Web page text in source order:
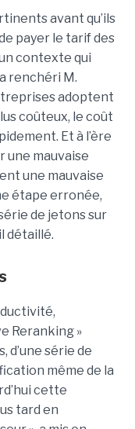
avant qu’ils
payer le tarif des
contexte qui
renchéri M.
adoptent
coûteux, le coût
Et à l’ère
une mauvaise
une mauvaise
étape erronée,
de jetons sur
détaillé.
Reranking »
d’une série de
même de la
cette
tard en